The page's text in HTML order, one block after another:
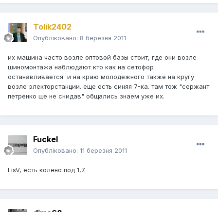
Tolik2402
Опубліковано: 8 березня 2011
их машина часто возле оптовой базы стоит, где они возле
шиномонтажа наблюдают кто как на сетофор
останавливается и на краю молодежного также на кругу
возле электорстанции. еще есть синяя 7-ка. там тож "сержант
петренко ще не снидав" общались знаем уже их.
Fuckel
Опубліковано: 11 березня 2011
LisV, есть колено под 1,7.